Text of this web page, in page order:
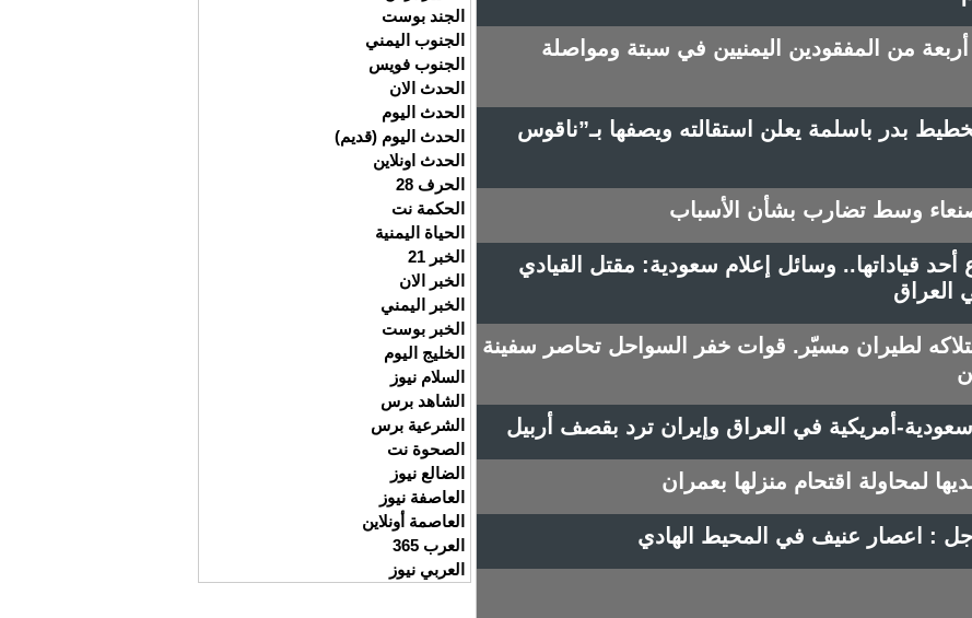
من المفقودين اليمنيين في سبتة ومواصلة
بدر باسلمة يعلن استقالته ويصفها بـ”ناقوس
صنعاء وسط تضارب بشأن الأسباب
قياداتها.. وسائل إعلام سعودية: مقتل القيادي
العراق
لطيران مسيّر. قوات خفر السواحل تحاصر سفينة
أمريكية في العراق وإيران ترد بقصف أربيل
لمحاولة اقتحام منزلها بعمران
: اعصار عنيف في المحيط الهادي
الجند بوست
الجنوب اليمني
الجنوب فويس
الحدث الان
الحدث اليوم
الحدث اليوم (قديم)
الحدث اونلاين
الحرف 28
الحكمة نت
الحياة اليمنية
الخبر 21
الخبر الان
الخبر اليمني
الخبر بوست
الخليج اليوم
السلام نيوز
الشاهد برس
الشرعية برس
الصحوة نت
الضالع نيوز
العاصفة نيوز
العاصمة أونلاين
العرب 365
العربي نيوز